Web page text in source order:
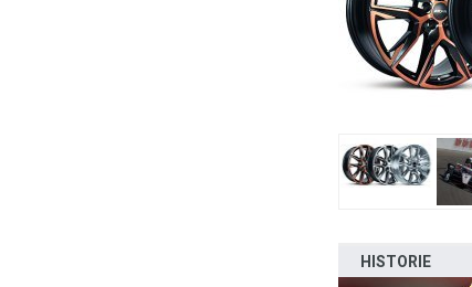
HISTORIE